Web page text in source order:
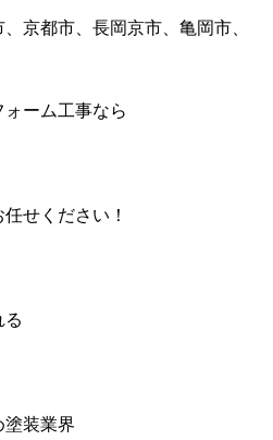
京都市、長岡京市、亀岡市、
ーム工事なら
せください！
る
塗装業界